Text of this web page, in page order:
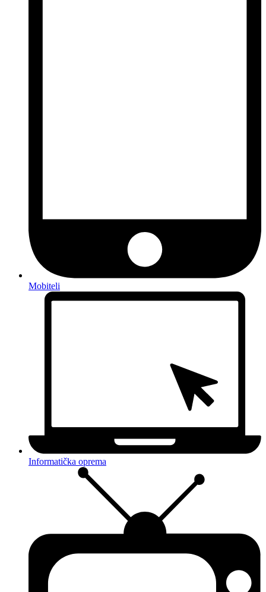
Mobiteli
Informatička oprema